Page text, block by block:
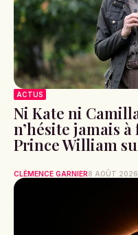
ACTUS
Ni Kate ni
n’hésite jamais
Prince William
CLÉMENCE GARNIER8 AOÛT 2026